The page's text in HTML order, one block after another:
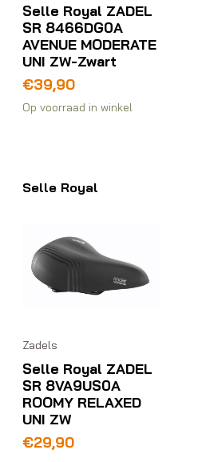
Selle Royal ZADEL
SR 8466DG0A
AVENUE MODERATE
UNI ZW-Zwart
€39,90
Op voorraad in winkel
Selle Royal
Zadels
Selle Royal ZADEL
SR 8VA9US0A
ROOMY RELAXED
UNI ZW
€29,90